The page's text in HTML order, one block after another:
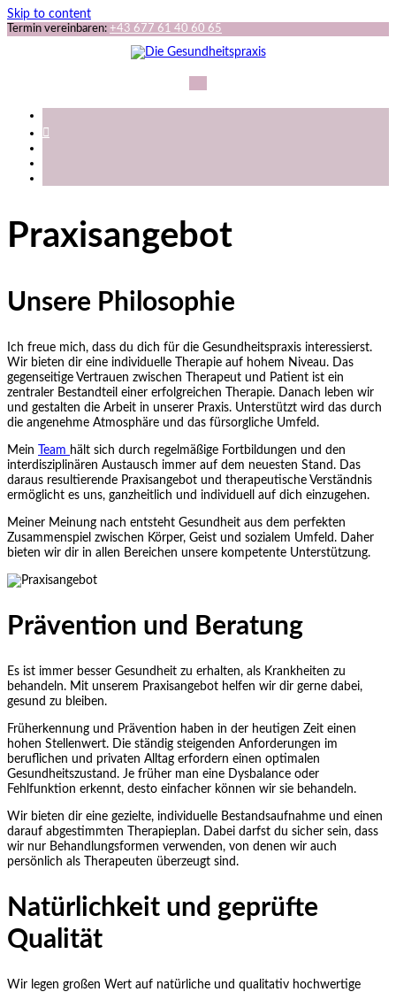
Skip to content
Termin vereinbaren: +43 677 61 40 60 65
Praxisangebot
Unsere Philosophie
Ich freue mich, dass du dich für die Gesundheitspraxis interessierst.
Wir bieten dir eine individuelle Therapie auf hohem Niveau. Das
gegenseitige Vertrauen zwischen Therapeut und Patient ist ein
zentraler Bestandteil einer erfolgreichen Therapie. Danach leben wir
und gestalten die Arbeit in unserer Praxis. Unterstützt wird das durch
die angenehme Atmosphäre und das fürsorgliche Umfeld.
Mein Team hält sich durch regelmäßige Fortbildungen und den
interdisziplinären Austausch immer auf dem neuesten Stand. Das
daraus resultierende Praxisangebot und therapeutische Verständnis
ermöglicht es uns, ganzheitlich und individuell auf dich einzugehen.
Meiner Meinung nach entsteht Gesundheit aus dem perfekten
Zusammenspiel zwischen Körper, Geist und sozialem Umfeld. Daher
bieten wir dir in allen Bereichen unsere kompetente Unterstützung.
Prävention und Beratung
Es ist immer besser Gesundheit zu erhalten, als Krankheiten zu
behandeln. Mit unserem Praxisangebot helfen wir dir gerne dabei,
gesund zu bleiben.
Früherkennung und Prävention haben in der heutigen Zeit einen
hohen Stellenwert. Die ständig steigenden Anforderungen im
beruflichen und privaten Alltag erfordern einen optimalen
Gesundheitszustand. Je früher man eine Dysbalance oder
Fehlfunktion erkennt, desto einfacher können wir sie behandeln.
Wir bieten dir eine gezielte, individuelle Bestandsaufnahme und einen
darauf abgestimmten Therapieplan. Dabei darfst du sicher sein, dass
wir nur Behandlungsformen verwenden, von denen wir auch
persönlich als Therapeuten überzeugt sind.
Natürlichkeit und geprüfte
Qualität
Wir legen großen Wert auf natürliche und qualitativ hochwertige